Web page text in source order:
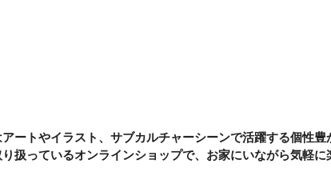
ートやイラスト、サブカルチャーシーンで活躍する個性
扱っているオンラインショップで、お家にいながら気軽に